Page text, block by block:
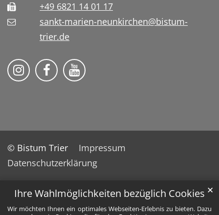
Ihre Wahlmöglichkeiten bezüglich Cookies
Wir möchten Ihnen ein optimales Webseiten-Erlebnis zu bieten. Dazu
✕
+49 6821 14 01 17
sankt-marien-neunkirchen@bistum-
trier.de
Bistum Trier auf Instragram
Die Pfarrei auf Facebook
Die Pfarrei auf YouTube
© Bistum Trier
Impressum
Datenschutzerklärung